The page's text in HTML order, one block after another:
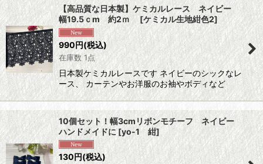
【高品質な日本製】ケミカルレース ネイビー
幅19.5ｃm 約2ｍ [ケミカル生地紺色2]
990円(税込)
在庫数 1点
日本製ケミカルレースです ネイビーのシックなレ
ース、 カーテンやお洋服のお袖やボディなど
10個セット！幅3cmリボンモチーフ ネイビー
ハンドメイドに [yo-1 紺]
130 円(税込)